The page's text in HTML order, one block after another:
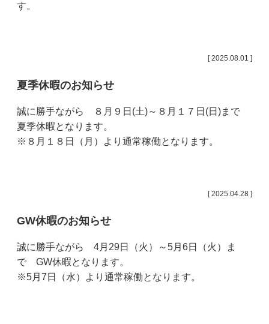
す。
[ 2025.08.01 ]
夏季休暇のお知らせ
誠に勝手ながら ８月９日(土)～８月１７日(日)まで
夏季休暇となります。
※８月１８日（月）より通常稼働となります。
[ 2025.04.28 ]
GW休暇のお知らせ
誠に勝手ながら 4月29日（火）～5月6日（火）ま
で GW休暇となります。
※5月7日（水）より通常稼働となります。